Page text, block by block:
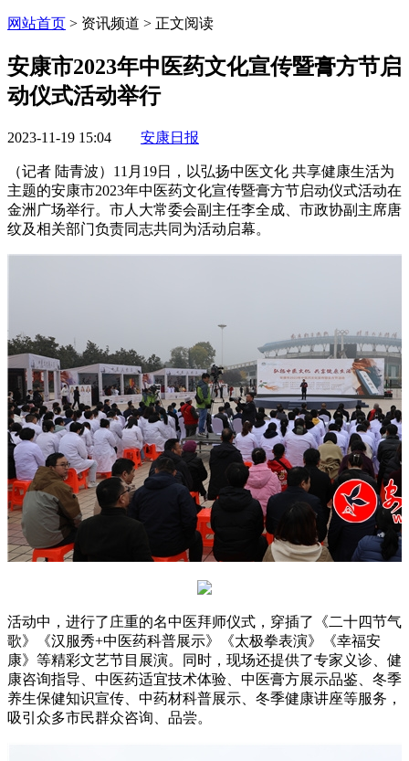
网站首页 > 资讯频道 > 正文阅读
安康市2023年中医药文化宣传暨膏方节启
动仪式活动举行
2023-11-19 15:04 安康日报
（记者 陆青波）11月19日，以弘扬中医文化 共享健康生活为
主题的安康市2023年中医药文化宣传暨膏方节启动仪式活动在
金洲广场举行。市人大常委会副主任李全成、市政协副主席唐
纹及相关部门负责同志共同为活动启幕。
活动中，进行了庄重的名中医拜师仪式，穿插了《二十四节气
歌》《汉服秀+中医药科普展示》《太极拳表演》《幸福安
康》等精彩文艺节目展演。同时，现场还提供了专家义诊、健
康咨询指导、中医药适宜技术体验、中医膏方展示品鉴、冬季
养生保健知识宣传、中药材科普展示、冬季健康讲座等服务，
吸引众多市民群众咨询、品尝。